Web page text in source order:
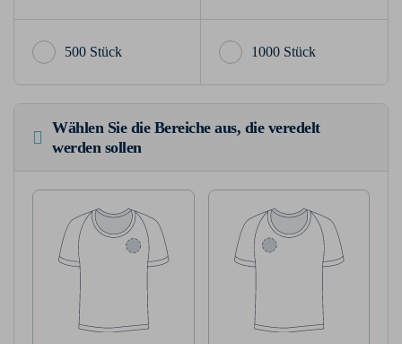
500 Stück 1000 Stück
Wählen Sie die Bereiche aus, die veredelt
werden sollen